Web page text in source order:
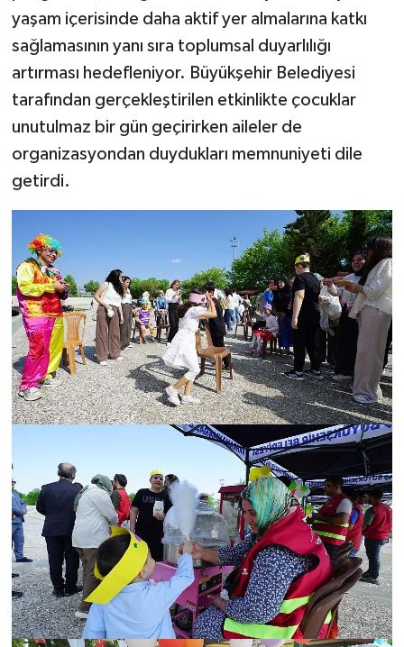
yaşam içerisinde daha aktif yer almalarına katkı
sağlamasının yanı sıra toplumsal duyarlılığı
artırması hedefleniyor. Büyükşehir Belediyesi
tarafından gerçekleştirilen etkinlikte çocuklar
unutulmaz bir gün geçirirken aileler de
organizasyondan duydukları memnuniyeti dile
getirdi.